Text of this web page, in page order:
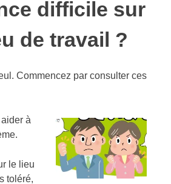
difficile sur
de travail ?
Commencez par consulter ces
à
le lieu
toléré,